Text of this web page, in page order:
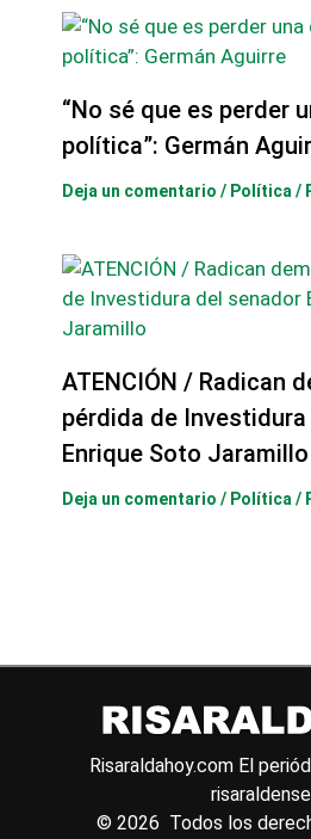
“No sé que es perder
política”: Germán
Deja un comentario / Política /
ATENCIÓN / Radican
pérdida de
Enrique Soto Jaramillo
Deja un comentario / Política /
Risaraldahoy.com El
© 2026 Todos los